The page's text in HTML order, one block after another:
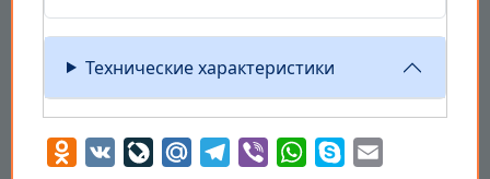
Технические характеристики
Odnoklassniki
VK LiveJournal
Mail.RuTelegram
Viber WhatsApp
Skype